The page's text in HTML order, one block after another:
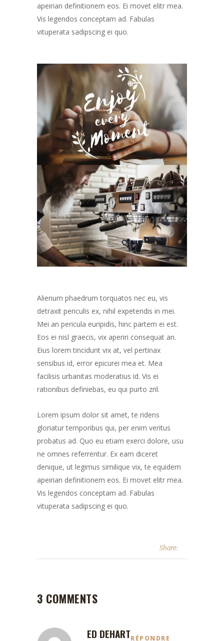
apeirian definitionem eos. Ei movet elitr mea.
Vis legendos conceptam ad. Fabulas
vituperata sadipscing ei quo.
Alienum phaedrum torquatos nec eu, vis
detraxit periculis ex, nihil expetendis in mei.
Mei an pericula euripidis, hinc partem ei est.
Eos ei nisl graecis, vix aperiri consequat an.
Eius lorem tincidunt vix at, vel pertinax
sensibus id, error epicurei mea et. Mea
facilisis urbanitas moderatius id. Vis ei
rationibus definiebas, eu qui purto zril.
Lorem ipsum dolor sit amet, te ridens
gloriatur temporibus qui, per enim veritus
probatus ad. Quo eu etiam exerci dolore, usu
ne omnes referrentur. Ex eam diceret
denique, ut legimus similique vix, te equidem
apeirian definitionem eos. Ei movet elitr mea.
Vis legendos conceptam ad. Fabulas
vituperata sadipscing ei quo.
Share:
3 COMMENTS
ED DEHARTRÉPONDRE